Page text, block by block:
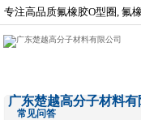
专注高品质氟橡胶O型圈, 氟
广东楚越高分子材料有
常见问答